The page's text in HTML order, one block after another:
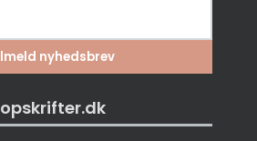
opskrifter.dk